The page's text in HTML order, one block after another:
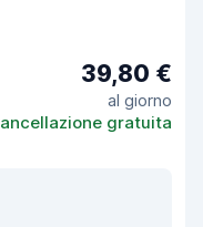
39,80 €
al giorno
gratuita